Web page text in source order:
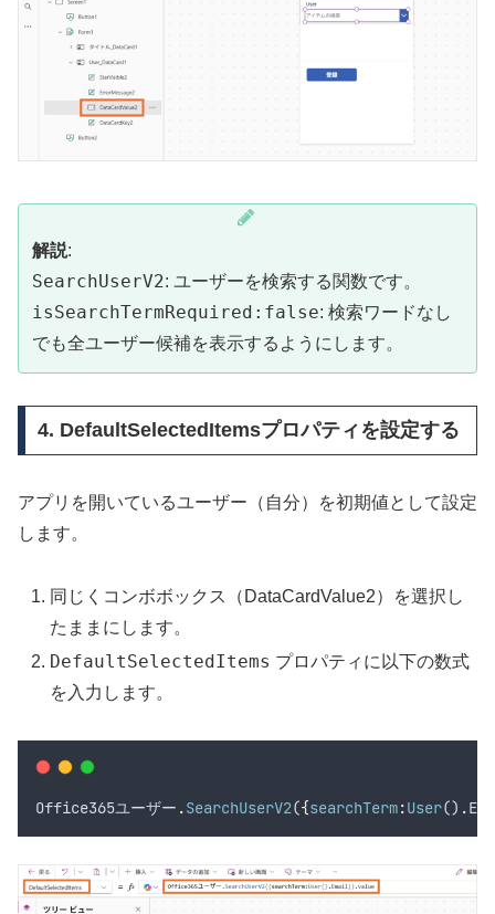
解説:
SearchUserV2: ユーザーを検索する関数です。
isSearchTermRequired:false: 検索ワードなし
でも全ユーザー候補を表示するようにします。
4. DefaultSelectedItemsプロパティを設定する
アプリを開いているユーザー（自分）を初期値として設定
します。
同じくコンボボックス（DataCardValue2）を選択し
たままにします。
DefaultSelectedItems プロパティに以下の数式
を入力します。
Office365ユーザー .SearchUserV2({searchTerm:User() .